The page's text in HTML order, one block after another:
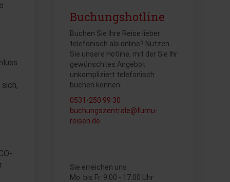
Buchungshotline
Buchen Sie Ihre Reise lieber
telefonisch als online? Nutzen
Sie unsere Hotline, mit der Sie Ihr
gewünschtes Angebot
unkompliziert telefonisch
buchen können:
0531-250 99 30
buchungszentrale@fumu-
reisen.de
Sie erreichen uns
Mo. bis Fr. 9:00 - 17:00 Uhr